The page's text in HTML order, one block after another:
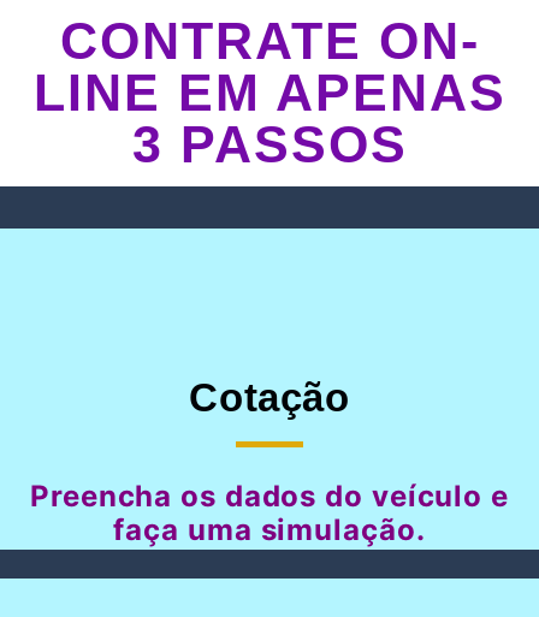
CONTRATE ON-
LINE EM APENAS
3 PASSOS
Cotação
Preencha os dados do veículo e
faça uma simulação.